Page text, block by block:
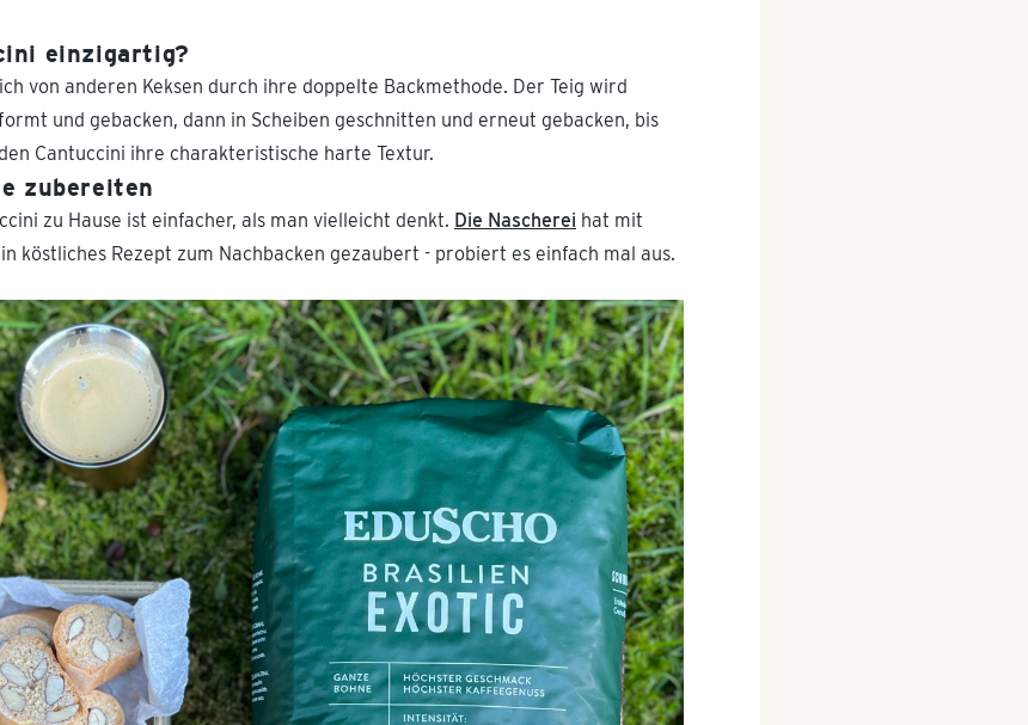
einzigartig?
von anderen Keksen durch ihre doppelte Backmethode. Der Teig wird
und gebacken, dann in Scheiben geschnitten und erneut gebacken, bis
Cantuccini ihre charakteristische harte Textur.
zubereiten
zu Hause ist einfacher, als man vielleicht denkt. Die Nascherei hat mit
köstliches Rezept zum Nachbacken gezaubert - probiert es einfach mal aus.